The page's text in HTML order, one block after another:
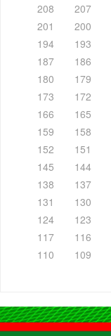
208
207
201
200
194
193
187
186
180
179
173
172
166
165
159
158
152
151
145
144
138
137
131
130
124
123
117
116
110
109